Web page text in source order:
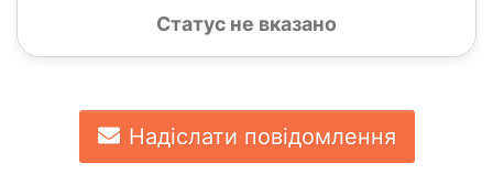
Статус не вказано
Надіслати повідомлення